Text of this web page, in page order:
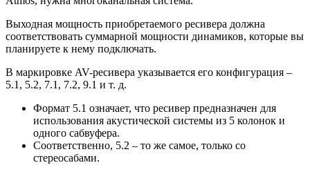
Выходная мощность приобретаемого ресивера должна
соответствовать суммарной мощности динамиков, которые вы
планируете к нему подключать.
В маркировке AV-ресивера указывается его конфигурация –
5.1, 5.2, 7.1, 7.2, 9.1 и т. д.
Формат 5.1 означает, что ресивер предназначен для
использования акустической системы из 5 колонок и
одного сабвуфера.
Соответственно, 5.2 – то же самое, только со
стереосабами.